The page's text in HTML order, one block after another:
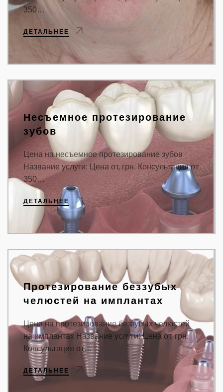
350…
ДЕТАЛЬНЕЕ
Несъемное протезирование
зубов
Цена на несъемное протезирование зубов
Название услуги: Цена от, грн. Консультация от
350…
ДЕТАЛЬНЕЕ
Протезирование беззубых
челюстей на имплантах
Цена на протезирование беззубых челюстей
на имплантах Название услуги: Цена от, грн.
Консультация от…
ДЕТАЛЬНЕЕ